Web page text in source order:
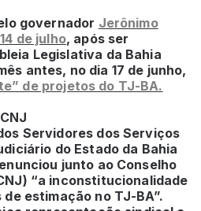
governador Jerônimo
de julho, após ser
Legislativa da Bahia
antes, no dia 17 de junho,
de projetos do TJ-BA.
Servidores dos Serviços
do Estado da Bahia
junto ao Conselho
“a inconstitucionalidade
estimação no TJ-BA”.